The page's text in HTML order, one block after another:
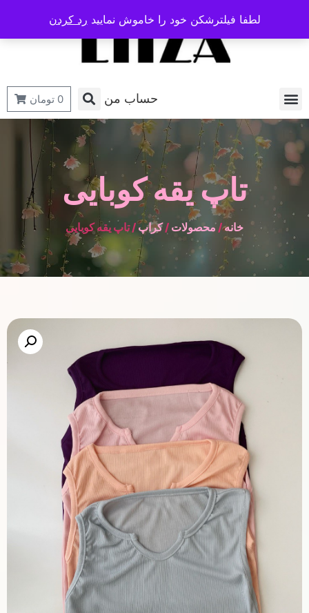
حساب من 0 تومان
تاپ یقه کوبایی
خانه/محصولات /کراپ/ تاپ یقه کوبایی
لطفا فیلترشکن خود را خاموش نمایید رد کردن